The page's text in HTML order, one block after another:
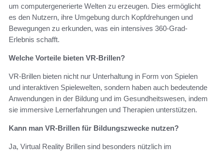
um computergenerierte Welten zu erzeugen. Dies ermöglicht
es den Nutzern, ihre Umgebung durch Kopfdrehungen und
Bewegungen zu erkunden, was ein intensives 360-Grad-
Erlebnis schafft.
Welche Vorteile bieten VR-Brillen?
VR-Brillen bieten nicht nur Unterhaltung in Form von Spielen
und interaktiven Spielewelten, sondern haben auch bedeutende
Anwendungen in der Bildung und im Gesundheitswesen, indem
sie immersive Lernerfahrungen und Therapien unterstützen.
Kann man VR-Brillen für Bildungszwecke nutzen?
Ja, Virtual Reality Brillen sind besonders nützlich im